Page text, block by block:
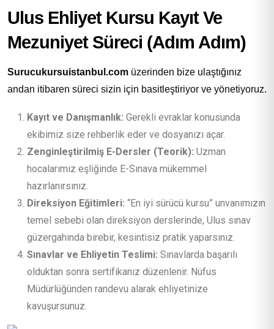
Ulus Ehliyet Kursu Kayıt Ve
Mezuniyet Süreci (Adım Adım)
Surucukursuistanbul.com üzerinden bize ulaştığınız
andan itibaren süreci sizin için basitleştiriyor ve yönetiyoruz.
Kayıt ve Danışmanlık: Gerekli evraklar konusunda
ekibimiz size rehberlik eder ve dosyanızı açar.
Zenginleştirilmiş E-Dersler (Teorik): Uzman
hocalarımız eşliğinde E-Sınava mükemmel
hazırlanırsınız.
Direksiyon Eğitimleri: “En iyi sürücü kursu” unvanımızın
temel sebebi olan direksiyon derslerinde, Ulus sınav
güzergahında birebir, kesintisiz pratik yaparsınız.
Sınavlar ve Ehliyetin Teslimi: Sınavlarda başarılı
olduktan sonra sertifikanız düzenlenir. Nüfus
Müdürlüğünden randevu alarak ehliyetinize
kavuşursunuz.